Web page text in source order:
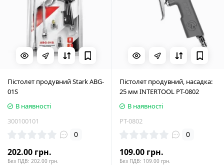
Пістолет продувний Stark ABG-
01S
В наявності
300100101
0
202.00 грн.
Без ПДВ: 202.00 грн.
Пістолет продувний, насадка:
25 мм INTERTOOL PT-0802
В наявності
PT-0802
0
109.00 грн.
Без ПДВ: 109.00 грн.